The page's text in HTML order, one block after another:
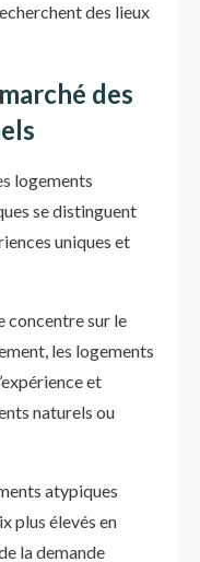
des lieux
des
logements
se distinguent
uniques et
concentre sur le
les logements
et
naturels ou
atypiques
plus élevés en
la demande